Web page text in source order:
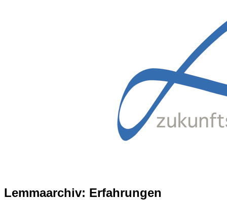
Lemmaarchiv: Erfahrungen